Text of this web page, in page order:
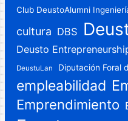
Club DeustoAlumni
cultura DBS
Deusto
DeustuLan Diputación Foral
empleabilidad
Emprendimiento